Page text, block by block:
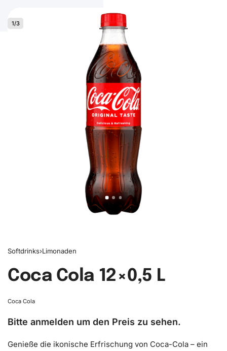
1/3
Softdrinks›Limonaden
Coca Cola 12×0,5 L
Coca Cola
Bitte anmelden um den Preis zu sehen.
Genieße die ikonische Erfrischung von Coca-Cola – ein